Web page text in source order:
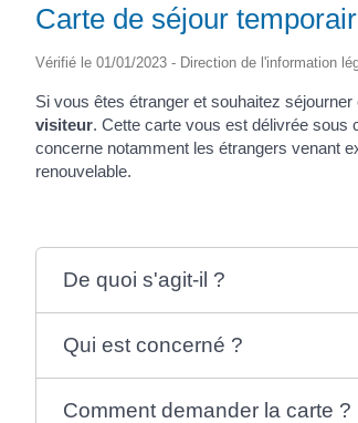
Carte de séjour
Vérifié le 01/01/2023 - Direction de l'information
Si vous êtes étranger et souhaitez
visiteur. Cette carte vous est délivrée sous
concerne notamment les étrangers venant
renouvelable.
De quoi s'agit-il ?
Qui est concerné ?
Comment demander la carte ?